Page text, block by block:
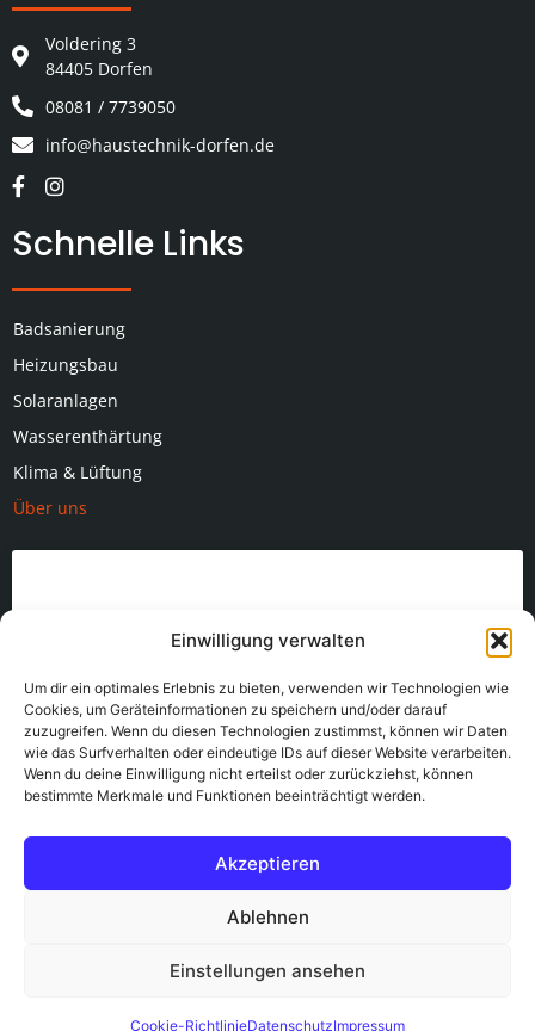
Einwilligung verwalten
Um dir ein optimales Erlebnis zu bieten, verwenden wir Technologien wie
Cookies, um Geräteinformationen zu speichern und/oder darauf
zuzugreifen. Wenn du diesen Technologien zustimmst, können wir Daten
wie das Surfverhalten oder eindeutige IDs auf dieser Website verarbeiten.
Wenn du deine Einwilligung nicht erteilst oder zurückziehst, können
bestimmte Merkmale und Funktionen beeinträchtigt werden.
Akzeptieren
Ablehnen
Einstellungen ansehen
Cookie-RichtlinieDatenschutzImpressum
Voldering 3
84405 Dorfen
08081 / 7739050
info@haustechnik-dorfen.de
Schnelle Links
Badsanierung
Heizungsbau
Solaranlagen
Wasserenthärtung
Klima & Lüftung
Über uns
Klicke hier, um Marketing-Cookies zu
akzeptieren und diesen Inhalt zu
aktivieren
© 2026 Heizung Sanitär Haustechnik
Datenschutz| Cookie – Richtlinie (EU)